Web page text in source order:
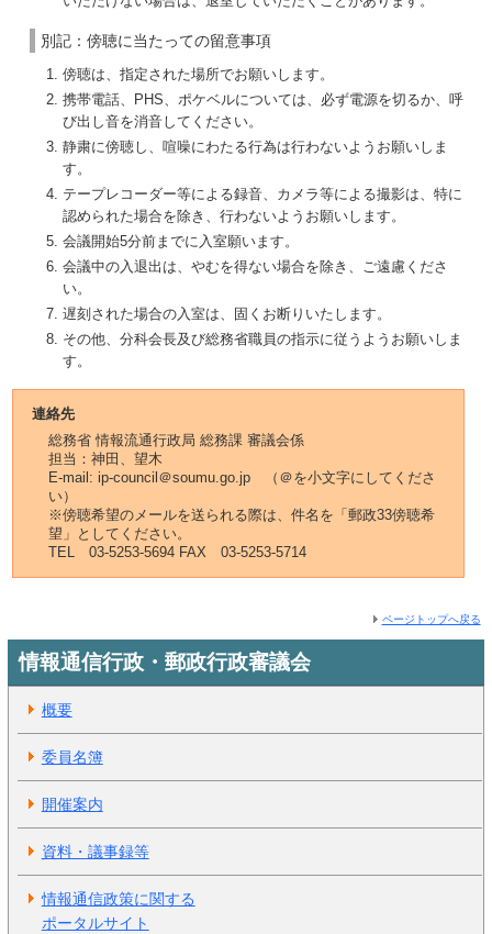
別記：傍聴に当たっての留意事項
傍聴は、指定された場所でお願いします。
携帯電話、PHS、ポケベルについては、必ず電源を切るか、呼
び出し音を消音してください。
静粛に傍聴し、喧噪にわたる行為は行わないようお願いしま
す。
テープレコーダー等による録音、カメラ等による撮影は、特に
認められた場合を除き、行わないようお願いします。
会議開始5分前までに入室願います。
会議中の入退出は、やむを得ない場合を除き、ご遠慮くださ
い。
遅刻された場合の入室は、固くお断りいたします。
その他、分科会長及び総務省職員の指示に従うようお願いしま
す。
連絡先
総務省 情報流通行政局 総務課 審議会係
担当：神田、望木
E-mail: ip-council＠soumu.go.jp （＠を小文字にしてくださ
い）
※傍聴希望のメールを送られる際は、件名を「郵政33傍聴希
望」としてください。
TEL 03-5253-5694 FAX 03-5253-5714
ページトップへ戻る
情報通信行政・郵政行政審議会
概要
委員名簿
開催案内
資料・議事録等
情報通信政策に関する
ポータルサイト